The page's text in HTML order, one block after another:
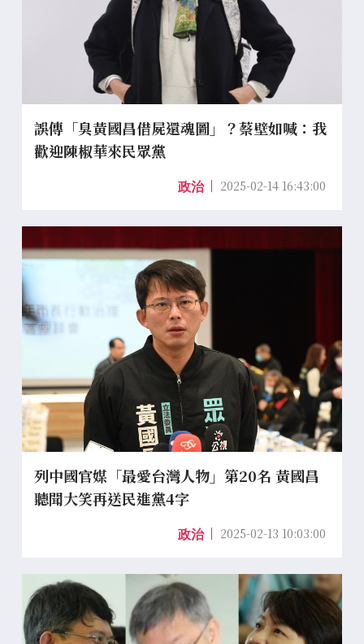
誤傳「臭黃國昌借屍還魂圖」？蔡壁如喊：我
歡迎陳椒華來民眾黨
政治 2025-02-14 16:43:00
列中國官媒「最愛台灣人物」第20名 黃國昌
聽聞大笑再送民進黨4字
政治 2025-02-13 10:03:00